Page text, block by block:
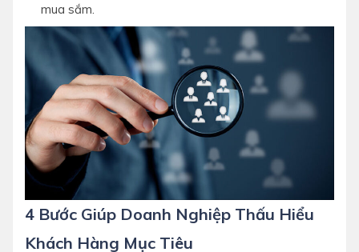
mua sắm.
4 Bước Giúp Doanh Nghiệp Thấu Hiểu
Khách Hàng Mục Tiêu